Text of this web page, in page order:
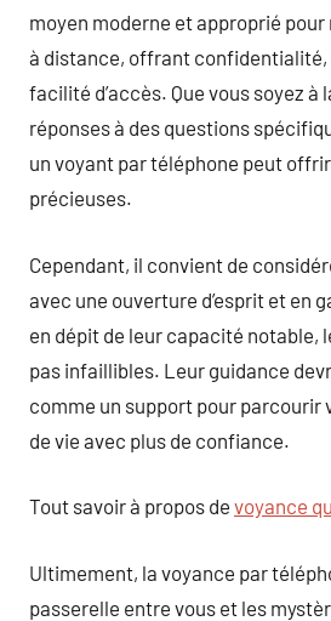
moyen moderne et approprié
à distance, offrant
facilité d’accès. Que vous soyez à
réponses à des questions
un voyant par téléphone peut
précieuses.
Cependant, il convient de
avec une ouverture d’esprit et en
en dépit de leur capacité notable,
pas infaillibles. Leur guidance
comme un support pour parcourir
de vie avec plus de confiance.
Tout savoir à propos de voyance
Ultimement, la voyance par
passerelle entre vous et les